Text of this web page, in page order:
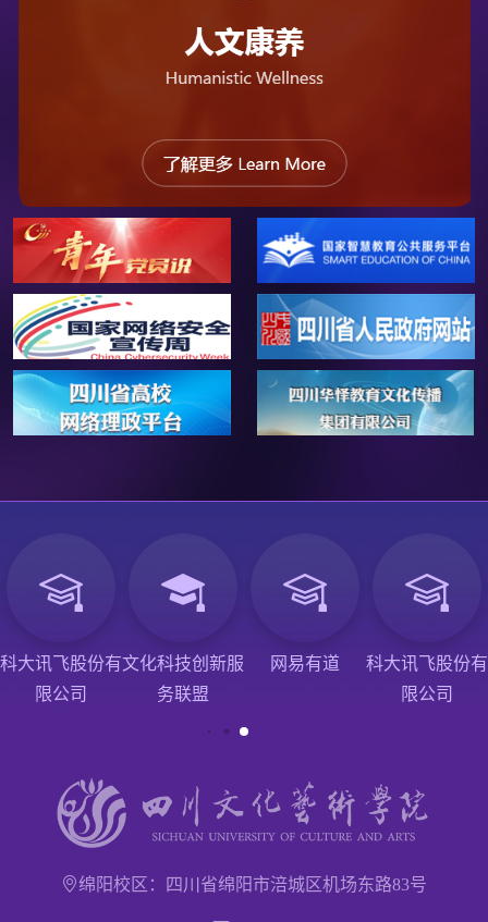
科大讯飞股份有
限公司
文化科技创新服
务联盟
网易有道
科大讯飞股份有
限公司
绵阳校区：四川省绵阳市涪城区机场东路83号